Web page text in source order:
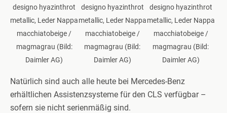
designo hyazinthrot
metallic, Leder Nappa
macchiatobeige /
magmagrau (Bild:
Daimler AG)
designo hyazinthrot
metallic, Leder Nappa
macchiatobeige /
magmagrau (Bild:
Daimler AG)
designo hyazinthrot
metallic, Leder Nappa
macchiatobeige /
magmagrau (Bild:
Daimler AG)
Natürlich sind auch alle heute bei Mercedes-Benz
erhältlichen Assistenzsysteme für den CLS verfügbar –
sofern sie nicht serienmäßig sind.